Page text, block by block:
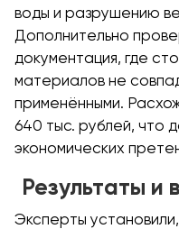
воды и разрушению
Дополнительно
документация, где
материалов не
применёнными.
640 тыс. рублей, что
экономических
Результаты и
Эксперты